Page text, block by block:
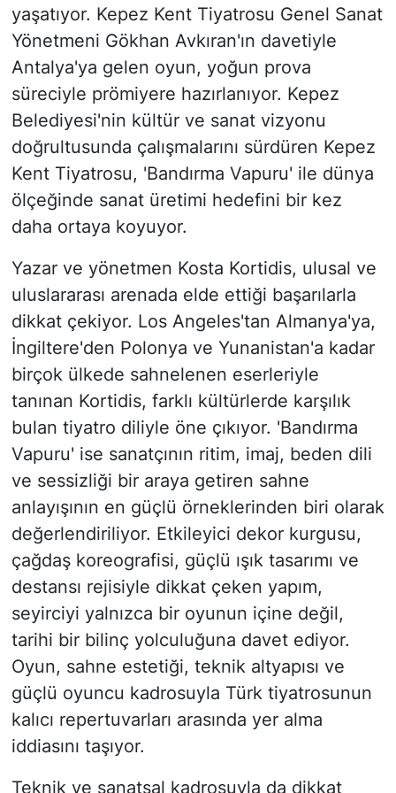
yaşatıyor. Kepez Kent Tiyatrosu Genel Sanat
Yönetmeni Gökhan Avkıran'ın davetiyle
Antalya'ya gelen oyun, yoğun prova
süreciyle prömiyere hazırlanıyor. Kepez
Belediyesi'nin kültür ve sanat vizyonu
doğrultusunda çalışmalarını sürdüren Kepez
Kent Tiyatrosu, 'Bandırma Vapuru' ile dünya
ölçeğinde sanat üretimi hedefini bir kez
daha ortaya koyuyor.
Yazar ve yönetmen Kosta Kortidis, ulusal ve
uluslararası arenada elde ettiği başarılarla
dikkat çekiyor. Los Angeles'tan Almanya'ya,
İngiltere'den Polonya ve Yunanistan'a kadar
birçok ülkede sahnelenen eserleriyle
tanınan Kortidis, farklı kültürlerde karşılık
bulan tiyatro diliyle öne çıkıyor. 'Bandırma
Vapuru' ise sanatçının ritim, imaj, beden dili
ve sessizliği bir araya getiren sahne
anlayışının en güçlü örneklerinden biri olarak
değerlendiriliyor. Etkileyici dekor kurgusu,
çağdaş koreografisi, güçlü ışık tasarımı ve
destansı rejisiyle dikkat çeken yapım,
seyirciyi yalnızca bir oyunun içine değil,
tarihi bir bilinç yolculuğuna davet ediyor.
Oyun, sahne estetiği, teknik altyapısı ve
güçlü oyuncu kadrosuyla Türk tiyatrosunun
kalıcı repertuvarları arasında yer alma
iddiasını taşıyor.
Teknik ve sanatsal kadrosuyla da dikkat